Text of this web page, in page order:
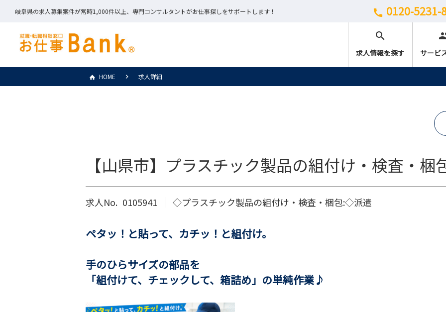
岐阜県の求人募集案件が常時1,000件以上、専門コンサルタントがお仕事探しをサポートします！ call 0120-5231-
search
求人情報を探す サービ
HOME 求人詳細
【山県市】プラスチック製品の組付け・検査・梱
求人No. 0105941 ◇プラスチック製品の組付け・検査・梱包:◇派遣
ペタッ！と貼って、カチッ！と組付け。
手のひらサイズの部品を
「組付けて、チェックして、箱詰め」の単純作業♪